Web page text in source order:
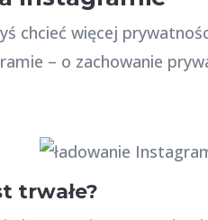
chcieć więcej
– o zachowanie
trwałe?